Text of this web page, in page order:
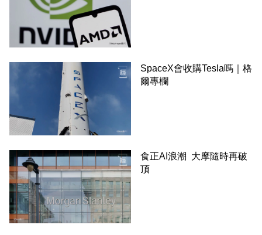
SpaceX會收購Tesla嗎｜格
爾專欄
食正AI浪潮 大摩隨時再破
頂